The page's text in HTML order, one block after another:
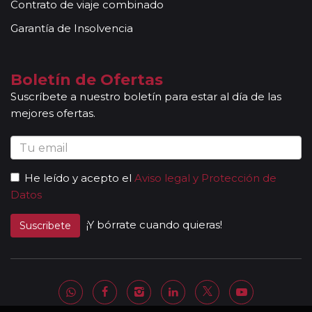
conocimientos y buena disposición para atender al
grupo. Adicionalmente, en las ciudades principales y
cultura de los lugares visitados. En ocasiones, los
grupos son bilingües (normalmente español y
portugués), en estos casos nuestros guías
acompañantes podrán dar las explicaciones en dos
idiomas diferentes. Según circuito, le atenderá en su
viaje un único guía-acompañante o bien cambiará de
acompañantes siempre estarán presentes en los
paseos incluidos, pero poseen múltiples funciones y
deben dedicación a la totalidad del grupo y no a una
persona en particular. En los momentos en que no
de coordinación, bien para otros grupos diferentes y
por tanto no estar disponibles en un momento
Contrato de viaje combinado
Garantía de Insolvencia
Boletín de Ofertas
Suscríbete a nuestro boletín para estar al día de las
mejores ofertas.
He leído y acepto el Aviso legal y Protección de
Datos
Suscribete ¡Y bórrate cuando quieras!